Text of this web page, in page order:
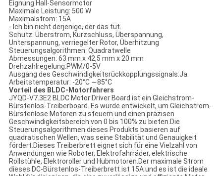
Eignung:Hall-Sensormotor
Maximale Leistung: 500 W
Maximalstrom: 15A
- Ich bin nicht derjenige, der das tut.
Schutz: Überstrom, Kurzschluss, Überspannung,
Unterspannung, verriegelter Rotor, Überhitzung
Steuerungsalgorithmen: Quadratwelle
Abmessungen: 63 mm x 42,5 mm x 20 mm
Drehzahlregelung:PWM/0-5V
Ausgang des Geschwindigkeitsrückkopplungssignals:Ja
Arbeitstemperatur: -20°C ∼85°C
Vorteil des BLDC-Motorfahrers
JYQD-V7.3E2 BLDC Motor Driver Board ist ein Gleichstrom-
Bürstenlos-Treiberboard. Es wurde entwickelt, um Gleichstrom-
Bürstenlose Motoren zu steuern und einen präzisen
Geschwindigkeitsbereich von 0 bis 100% zu bieten.Die
Steuerungsalgorithmen dieses Produkts basieren auf
quadratischen Wellen, was seine Stabilität und Genauigkeit
fördert.Dieses Treiberbrett eignet sich für eine Vielzahl von
Anwendungen wie Roboter, Elektrofahrräder, elektrische
Rollstühle, Elektroroller und Hubmotoren.Der maximale Strom
dieses DC-Bürstenlos-Treiberbrett ist 15A und es ist die ideale